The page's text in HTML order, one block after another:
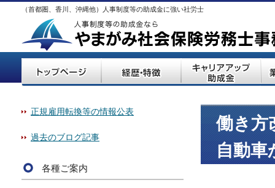
（首都圏、香川、沖縄他）人事制度等の助成金に強い社労士
働き方
自動車
正規雇用転換等の情報公表
過去のブログ記事
各種ご案内